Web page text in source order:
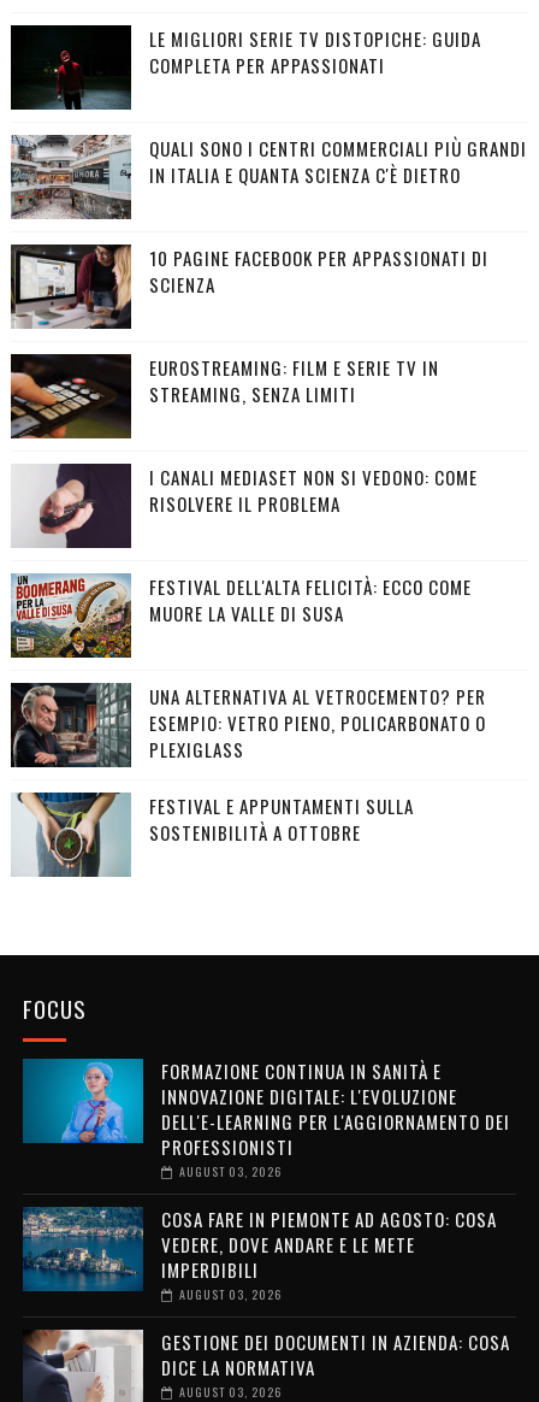
LE MIGLIORI SERIE TV DISTOPICHE: GUIDA
COMPLETA PER APPASSIONATI
QUALI SONO I CENTRI COMMERCIALI PIÙ GRANDI
IN ITALIA E QUANTA SCIENZA C'È DIETRO
10 PAGINE FACEBOOK PER APPASSIONATI DI
SCIENZA
EUROSTREAMING: FILM E SERIE TV IN
STREAMING, SENZA LIMITI
I CANALI MEDIASET NON SI VEDONO: COME
RISOLVERE IL PROBLEMA
FESTIVAL DELL'ALTA FELICITÀ: ECCO COME
MUORE LA VALLE DI SUSA
UNA ALTERNATIVA AL VETROCEMENTO? PER
ESEMPIO: VETRO PIENO, POLICARBONATO O
PLEXIGLASS
FESTIVAL E APPUNTAMENTI SULLA
SOSTENIBILITÀ A OTTOBRE
FOCUS
FORMAZIONE CONTINUA IN SANITÀ E
INNOVAZIONE DIGITALE: L'EVOLUZIONE
DELL'E-LEARNING PER L'AGGIORNAMENTO DEI
PROFESSIONISTI
AUGUST 03, 2026
COSA FARE IN PIEMONTE AD AGOSTO: COSA
VEDERE, DOVE ANDARE E LE METE
IMPERDIBILI
AUGUST 03, 2026
GESTIONE DEI DOCUMENTI IN AZIENDA: COSA
DICE LA NORMATIVA
AUGUST 03, 2026